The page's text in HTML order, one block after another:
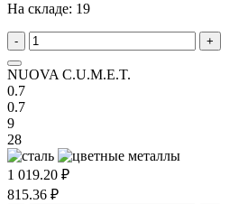
На складе: 19
- +
NUOVA C.U.M.E.T.
0.7
0.7
9
28
1 019.20 ₽
815.36 ₽